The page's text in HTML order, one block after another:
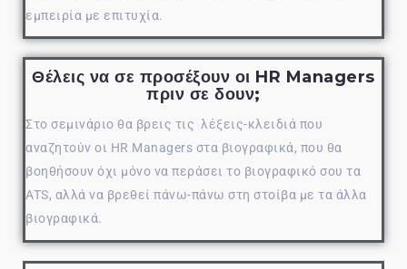
εμπειρία με επιτυχία.
Θέλεις να σε προσέξουν οι HR Managers
πριν σε δουν;
Στο σεμινάριο θα βρεις τις λέξεις-κλειδιά που
αναζητούν οι HR Managers στα βιογραφικά, που θα
βοηθήσουν όχι μόνο να περάσει το βιογραφικό σου τα
ATS, αλλά να βρεθεί πάνω-πάνω στη στοίβα με τα άλλα
βιογραφικά.